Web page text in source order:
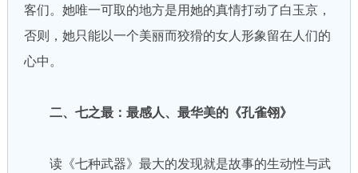
客们。她唯一可取的地方是用她的真情打动了白玉京，
否则，她只能以一个美丽而狡猾的女人形象留在人们的
心中。
二、七之最：最感人、最华美的《孔雀翎》
读《七种武器》最大的发现就是故事的生动性与武